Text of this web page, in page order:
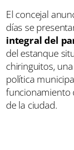
El concejal
días se
integral del
del estanque
chiringuitos,
política
funcionamiento
de la ciudad.